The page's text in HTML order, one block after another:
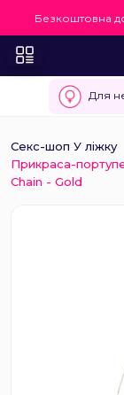
Безкоштовна
Для
Секс-шоп У ліжку
Прикраса-
Chain - Gold